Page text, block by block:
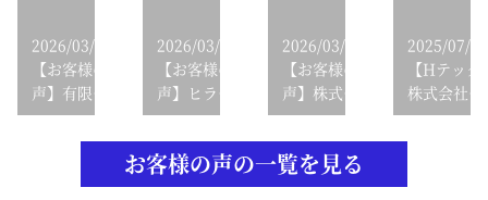
2026/03/27
【お客様の
声】有限会
社島戸製作
所様 在庫管
ビス導入事
2026/03/19
【お客様の
声】ヒラテ
ック第7工
場様 在庫管
理支援サー
ビス導入事
2026/03/18
【お客様の
声】株式会
社 サカイ車
輌工業様
（Cコース
導入事例）
2025/07/25
【Hテック
株式会社
様】在庫管
お客様の声の一覧を見る